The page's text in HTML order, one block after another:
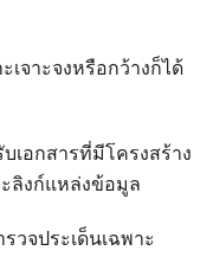
เจาะจงหรือกว้างก็ได้
เอกสารที่มีโครงสร้าง
ลิงก์แหล่งข้อมูล
วจประเด็นเฉพาะ